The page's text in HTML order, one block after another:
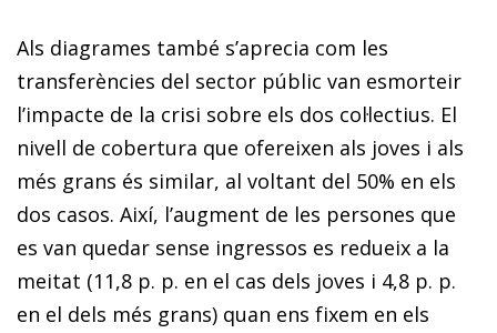
Als diagrames també s’aprecia com les
transferències del sector públic van esmorteir
l’impacte de la crisi sobre els dos col·lectius. El
nivell de cobertura que ofereixen als joves i als
més grans és similar, al voltant del 50% en els
dos casos. Així, l’augment de les persones que
es van quedar sense ingressos es redueix a la
meitat (11,8 p. p. en el cas dels joves i 4,8 p. p.
en el dels més grans) quan ens fixem en els